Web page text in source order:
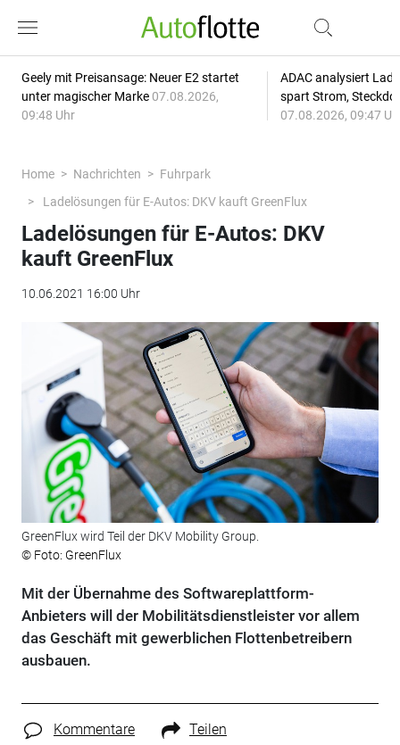
Geely mit Preisansage: Neuer E2 startet
unter magischer Marke 07.08.2026,
09:48 Uhr
ADAC analysiert
spart Strom,
07.08.2026, 09:47
Home Nachrichten
Fuhrpark
Ladelösungen für E-Autos: DKV kauft GreenFlux
Ladelösungen für E-Autos: DKV
kauft GreenFlux
10.06.2021 16:00 Uhr
GreenFlux wird Teil der DKV Mobility Group.
© Foto: GreenFlux
Mit der Übernahme des Softwareplattform-
Anbieters will der Mobilitätsdienstleister vor allem
das Geschäft mit gewerblichen Flottenbetreibern
ausbauen.
Kommentare Teilen